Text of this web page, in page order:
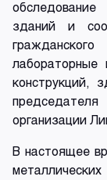
зданий и
лабораторные
конструкций,
организации
В настоящее